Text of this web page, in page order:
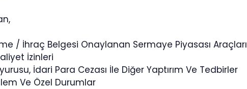
/ İhraç Belgesi Onaylanan Sermaye Piyasası Araçları
İzinleri
İdari Para Cezası İle Diğer Yaptırım Ve Tedbirler
Ve Özel Durumlar